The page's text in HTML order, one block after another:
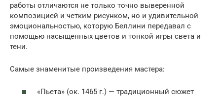
работы отличаются не только точно выверенной
композицией и четким рисунком, но и удивительной
эмоциональностью, которую Беллини передавал с
помощью насыщенных цветов и тонкой игры света и
тени.
Самые знаменитые произведения мастера:
«Пьета» (ок. 1465 г.) — традиционный сюжет